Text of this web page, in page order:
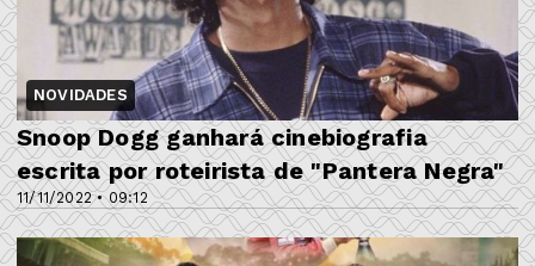
NOVIDADES
11/11/2022 • 09:12
Snoop Dogg ganhará cinebiografia
escrita por roteirista de "Pantera Negra"